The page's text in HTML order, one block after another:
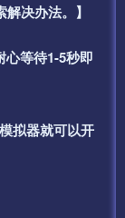
决办法。】
等待1-5秒即
拟器就可以开